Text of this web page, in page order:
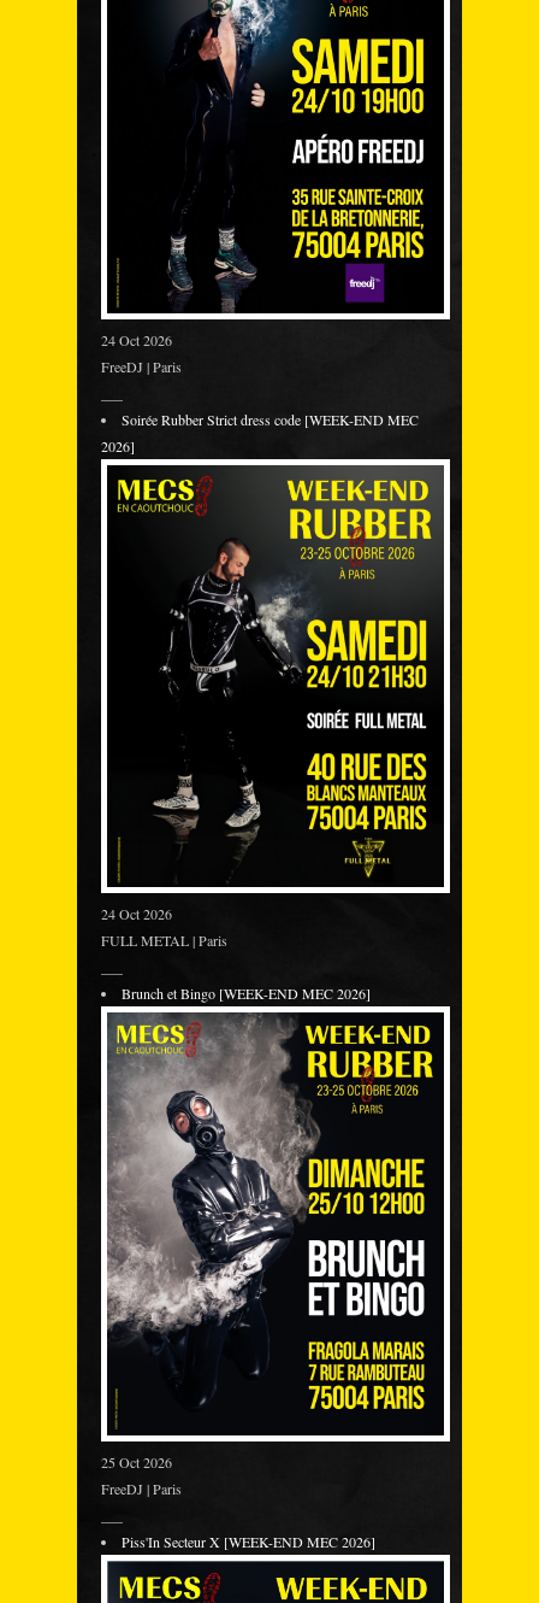
24 Oct 2026
FreeDJ | Paris
Soirée Rubber Strict dress code [WEEK-END MEC
2026]
24 Oct 2026
FULL METAL | Paris
Brunch et Bingo [WEEK-END MEC 2026]
25 Oct 2026
FreeDJ | Paris
Piss'In Secteur X [WEEK-END MEC 2026]